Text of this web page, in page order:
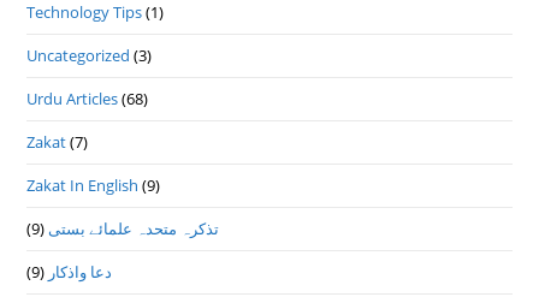
Technology Tips(1)
Uncategorized (3)
Urdu Articles(68)
Zakat(7)
Zakat In English (9)
تذكرہ متحدہ علمائے بستى(9)
دعا واذكار (9)